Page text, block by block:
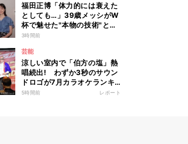
福田正博「体力的には衰えた
としても…」39歳メッシがW
杯で魅せた"本物の技術"と
は？
3時間前
芸能
涼しい室内で「伯方の塩」熱
唱続出! わずか3秒のサウン
ドロゴが7月カラオケランキ
ング総合1位に
5時間前 レポート